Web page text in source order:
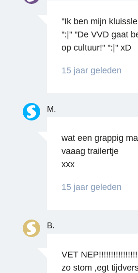
Reageren
Reageren
"Ik ben mijn
":|" "De VVD gaat
op cultuur!" ":|" xD
15 jaar geleden
Reageren
M.
wat een grappig
vaaag trailertje
xxx
15 jaar geleden
B.
VET
zo stom ,egt